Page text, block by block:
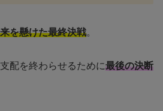
を懸けた最終決戦。
配を終わらせるために最後の決断